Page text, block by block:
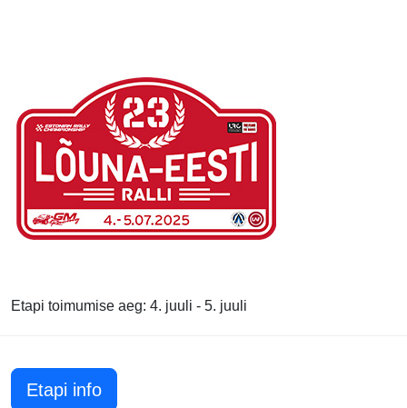
Etapi toimumise aeg: 4. juuli - 5. juuli
Etapi info